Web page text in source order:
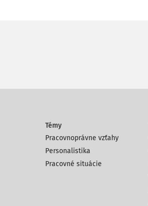
Témy
Pracovnoprávne vzťahy
Personalistika
Pracovné situácie